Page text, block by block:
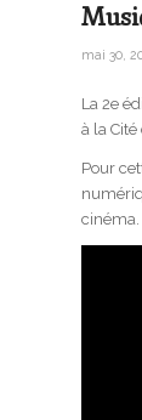
mai 30,
La 2e
à la
Pour
cinéma.